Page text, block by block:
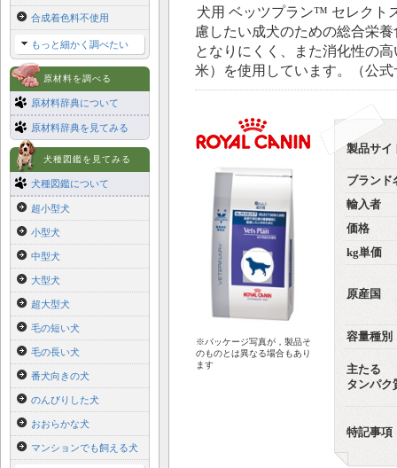
犬用 ベッツプラン™ セレクト
慮したい成犬のための総合栄
となりにくく、また消化性の
米）を使用しています。（公
※パッケージ写真が，製品そ
のものとは異なる場合もあり
ます
製品サイ
ブランド
輸入者
価格
kg単価
原産国
容量種別
主たる
タンパク
特記事項
合成着色料不使用
もっと細かく調べたい
原材料を調べる
原材料辞典について
原材料辞典を見てみる
犬種図鑑を見てみる
犬種図鑑について
超小型犬
小型犬
中型犬
大型犬
超大型犬
毛の短い犬
毛の長い犬
番犬向きの犬
のんびりした犬
おおらかな犬
マンションでも飼える犬